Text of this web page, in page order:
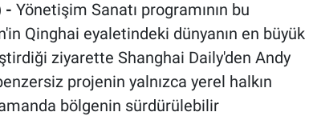
- Yönetişim Sanatı programının bu
Qinghai eyaletindeki dünyanın en büyük
ziyarette Shanghai Daily'den Andy
projenin yalnızca yerel halkın
bölgenin sürdürülebilir